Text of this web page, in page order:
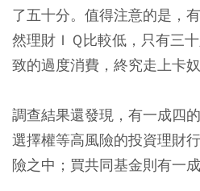
了五十分。值得注意的是，
然理財ＩＱ比較低，只有三
致的過度消費，終究走上卡奴
調查結果還發現，有一成四
選擇權等高風險的投資理財
險之中；買共同基金則有一成